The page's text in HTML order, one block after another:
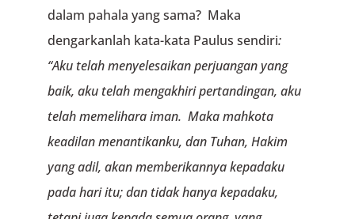
dalam pahala yang sama? Maka
dengarkanlah kata-kata Paulus sendiri:
“Aku telah menyelesaikan perjuangan yang
baik, aku telah mengakhiri pertandingan, aku
telah memelihara iman. Maka mahkota
keadilan menantikanku, dan Tuhan, Hakim
yang adil, akan memberikannya kepadaku
pada hari itu; dan tidak hanya kepadaku,